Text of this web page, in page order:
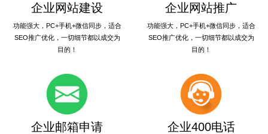
企业网站建设
功能强大，PC+手机+微信同步，适合
SEO推广优化，一切细节都以成交为
目的！
企业网站推广
功能强大，PC+手机+微信同步，适合
SEO推广优化，一切细节都以成交为
目的！
企业邮箱申请 企业400电话